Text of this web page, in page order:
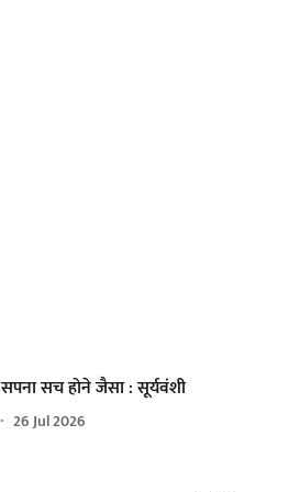
सपना सच होने जैसा : सूर्यवंशी
26 Jul 2026